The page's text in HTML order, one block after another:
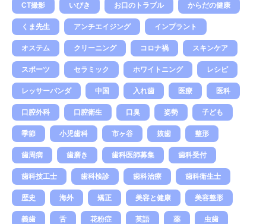
CT撮影 いびき お口のトラブル からだの健康
くま先生 アンチエイジング インプラント
オステム クリーニング コロナ禍 スキンケア
スポーツ セラミック ホワイトニング レシピ
レッサーパンダ 中国 入れ歯 医療 医科
口腔外科 口腔衛生 口臭 姿勢 子ども
季節 小児歯科 市ヶ谷 抜歯 整形
歯周病 歯磨き 歯科医師募集 歯科受付
歯科技工士 歯科検診 歯科治療 歯科衛生士
歴史 海外 矯正 美容と健康 美容整形
義歯 舌 花粉症 英語 薬 虫歯